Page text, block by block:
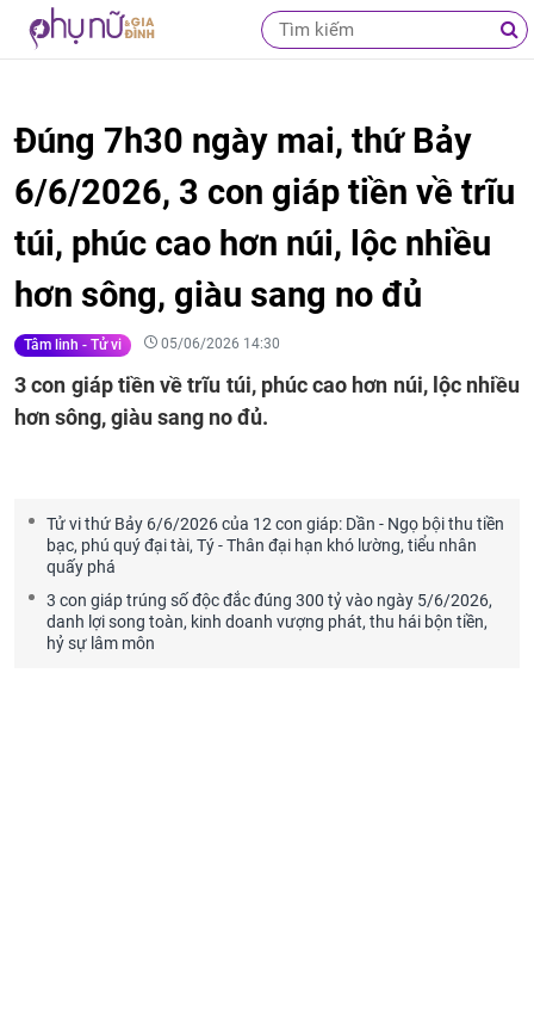
Đúng 7h30 ngày mai, thứ Bảy
6/6/2026, 3 con giáp tiền về trĩu
túi, phúc cao hơn núi, lộc nhiều
hơn sông, giàu sang no đủ
Tâm linh - Tử vi 05/06/2026 14:30
3 con giáp tiền về trĩu túi, phúc cao hơn núi, lộc nhiều
hơn sông, giàu sang no đủ.
Tử vi thứ Bảy 6/6/2026 của 12 con giáp: Dần - Ngọ bội thu tiền
bạc, phú quý đại tài, Tý - Thân đại hạn khó lường, tiểu nhân
quấy phá
3 con giáp trúng số độc đắc đúng 300 tỷ vào ngày 5/6/2026,
danh lợi song toàn, kinh doanh vượng phát, thu hái bộn tiền,
hỷ sự lâm môn